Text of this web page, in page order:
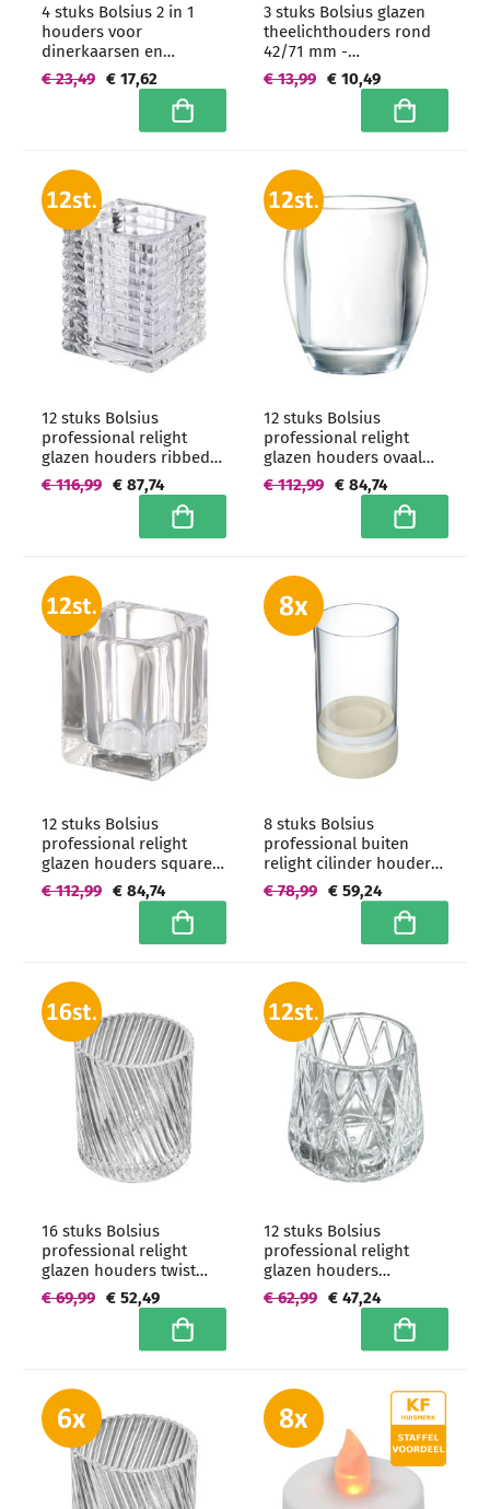
4 stuks Bolsius 2 in 1
houders voor
dinerkaarsen en
theelichtjes 65/60 mm -
grootverpakking
€ 17,62
€ 23,49
In winkelwagen
3 stuks Bolsius glazen
theelichthouders rond
42/71 mm -
grootverpakking
€ 10,49
€ 13,99
In
12 stuks Bolsius
professional relight
glazen houders ribbed
98/76/76 mm -
grootverpakking
€ 87,74
€ 116,99
In winkelwagen
12 stuks Bolsius
professional relight
glazen houders ovaal
100/84 mm -
grootverpakking
€ 84,74
€ 112,99
In
12 stuks Bolsius
professional relight
glazen houders square
90/70/70 mm -
grootverpakking
€ 84,74
€ 112,99
In winkelwagen
8 stuks Bolsius
professional buiten
relight cilinder houders
150/80 mm -
grootverpakking
€ 59,24
€ 78,99
In
16 stuks Bolsius
professional relight
glazen houders twist
87/74 mm -
grootverpakking
€ 52,49
€ 69,99
In winkelwagen
12 stuks Bolsius
professional relight
glazen houders
diamond 87/82 mm -
grootverpakking
€ 47,24
€ 62,99
In